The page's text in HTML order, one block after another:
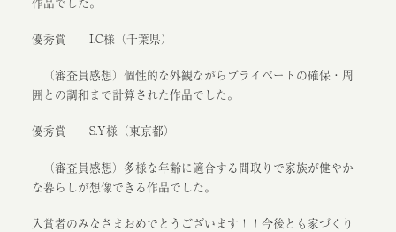
優秀賞 I.C様（千葉県）
（審査員感想）個性的な外観ながらプライベートの確保・周
囲との調和まで計算された作品でした。
優秀賞 S.Y様（東京都）
（審査員感想）多様な年齢に適合する間取りで家族が健やか
な暮らしが想像できる作品でした。
入賞者のみなさまおめでとうございます！！今後とも家づくり